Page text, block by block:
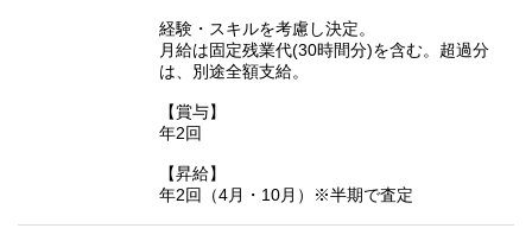
経験・スキルを考慮し決定。
月給は固定残業代(30時間分)を含む。超過分
は、別途全額支給。
【賞与】
年2回
【昇給】
年2回（4月・10月）※半期で査定